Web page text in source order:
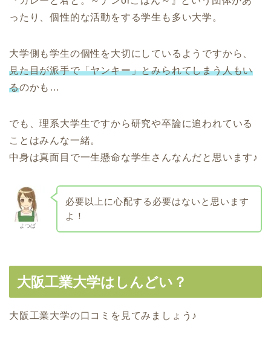
ったり、個性的な活動をする学生も多い大学。
大学側も学生の個性を大切にしているようですから、
見た目が派手で「ヤンキー」とみられてしまう人もい
るのかも…
でも、理系大学生ですから研究や卒論に追われている
ことはみんな一緒。
中身は真面目で一生懸命な学生さんなんだと思います♪
よつば
必要以上に心配する必要はないと思います
よ！
大阪工業大学はしんどい？
大阪工業大学の口コミを見てみましょう♪